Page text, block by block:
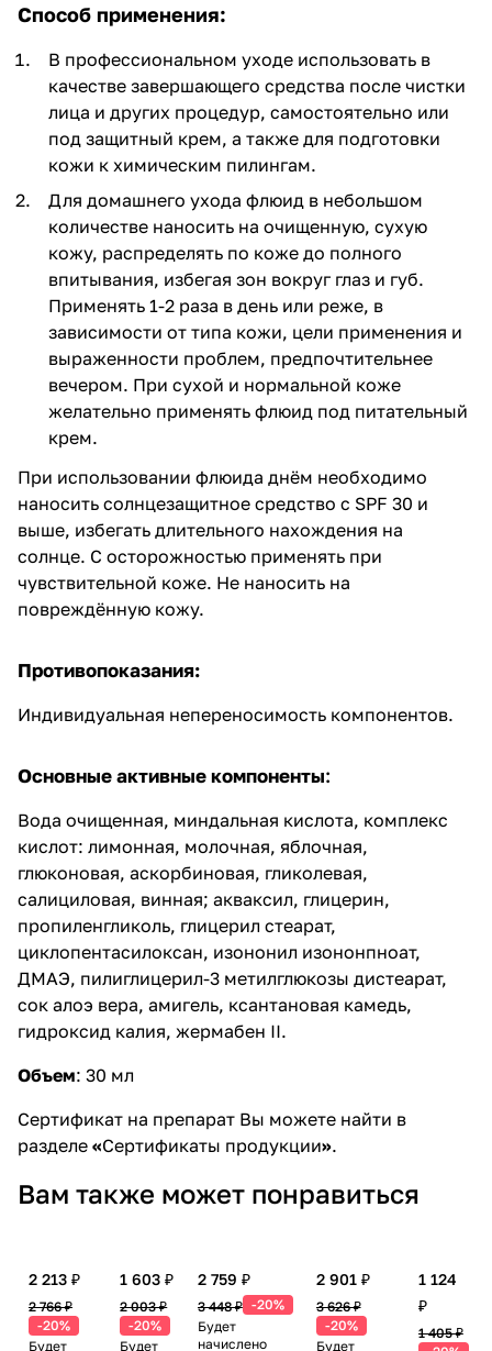
Способ применения:
В профессиональном уходе использовать в
качестве завершающего средства после чистки
лица и других процедур, самостоятельно или
под защитный крем, а также для подготовки
кожи к химическим пилингам.
Для домашнего ухода флюид в небольшом
количестве наносить на очищенную, сухую
кожу, распределять по коже до полного
впитывания, избегая зон вокруг глаз и губ.
Применять 1-2 раза в день или реже, в
зависимости от типа кожи, цели применения и
выраженности проблем, предпочтительнее
вечером. При сухой и нормальной коже
желательно применять флюид под питательный
крем.
При использовании флюида днём необходимо
наносить солнцезащитное средство с SPF 30 и
выше, избегать длительного нахождения на
солнце. С осторожностью применять при
чувствительной коже. Не наносить на
повреждённую кожу.
Противопоказания:
Индивидуальная непереносимость компонентов.
Основные активные компоненты:
Вода очищенная, миндальная кислота, комплекс
кислот: лимонная, молочная, яблочная,
глюконовая, аскорбиновая, гликолевая,
салициловая, винная; акваксил, глицерин,
пропиленгликоль, глицерил стеарат,
циклопентасилоксан, изононил изононпноат,
ДМАЭ, пилиглицерил-3 метилглюкозы дистеарат,
сок алоэ вера, амигель, ксантановая камедь,
гидроксид калия, жермабен II.
Объем: 30 мл
Сертификат на препарат Вы можете найти в
разделе «Сертификаты продукции».
Вам также может понравиться
2 213 ₽
2 766 ₽
-20%
Будет
1 603 ₽
2 003 ₽
-20%
Будет
2 759 ₽
3 448 ₽ -20%
Будет
начислено
2 901 ₽
3 626 ₽
-20%
Будет
1 124
₽
1 405 ₽